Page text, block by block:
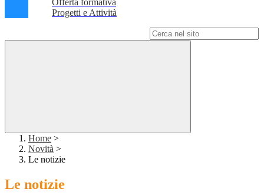
Offerta formativa
Progetti e Attività
Home >
Novità >
Le notizie
Le notizie